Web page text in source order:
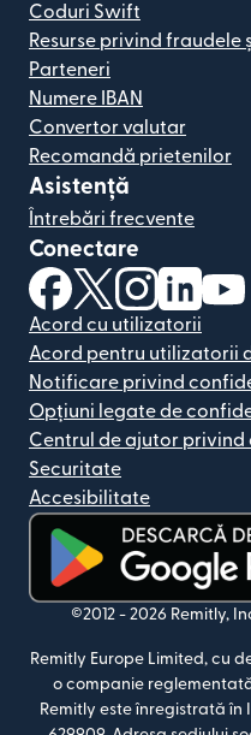
Coduri Swift
Resurse privind fraudele
Parteneri
Numere IBAN
Convertor valutar
Recomandă prietenilor
Asistență
Întrebări frecvente
Conectare
(se deschide într-o
(se deschide
(se (se
Acord cu utilizatorii
Acord pentru utilizatorii
Notificare privind
Opțiuni legate de
Centrul de ajutor
Securitate
Accesibilitate
(se deschide într-o
©2012 - 2026 Remitly,
Remitly Europe Limited, cu
o companie
Remitly este înregistrată